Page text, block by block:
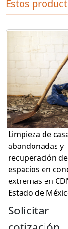
Estos
Limpieza de
abandonadas y
recuperación de
espacios en
extremas en
Estado de
Solicitar